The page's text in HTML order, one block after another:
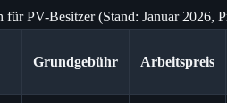
für PV-Besitzer (Stand: Januar 2026,
Grundgebühr Arbeitspreis